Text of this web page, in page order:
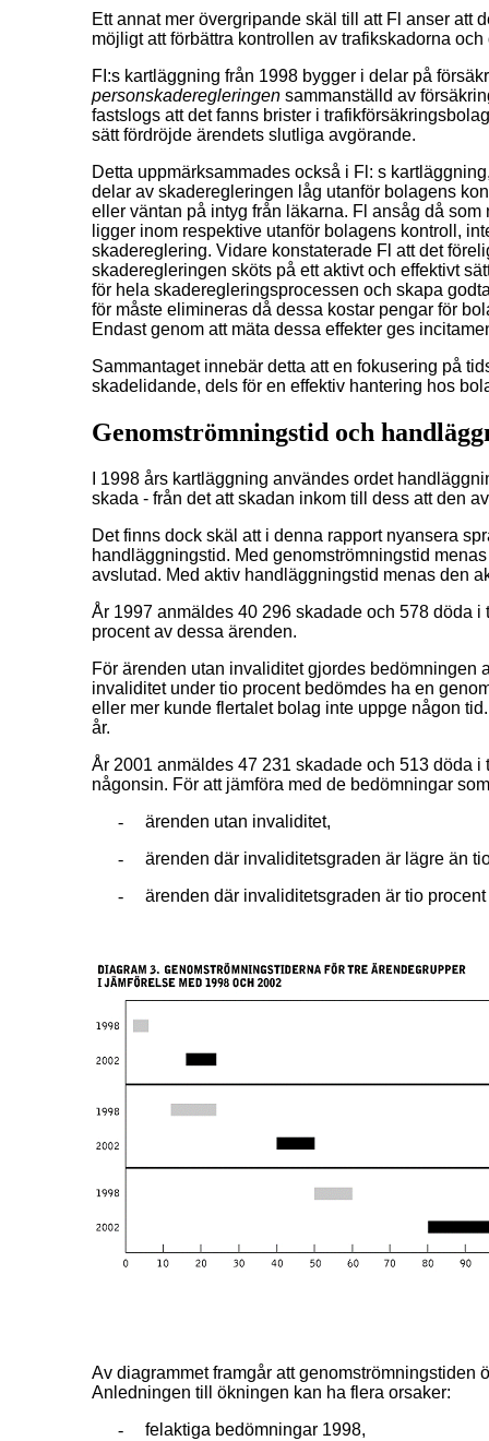
Ett annat mer övergripande skäl till att Fl anser att
möjligt att förbättra kontrollen av trafikskadorna
FI:s kartläggning från 1998 bygger i delar på
personskaderegleringen sammanställd av
fastslogs att det fanns brister i
sätt fördröjde ärendets slutliga avgörande.
Detta uppmärksammades också i Fl: s
delar av skaderegleringen låg utanför bolagens
eller väntan på intyg från läkarna. Fl ansåg då
ligger inom respektive utanför bolagens kontroll,
skadereglering. Vidare konstaterade Fl att det
skaderegleringen sköts på ett aktivt och effektivt
för hela skaderegleringsprocessen och skapa
för måste elimineras då dessa kostar pengar för
Endast genom att mäta dessa effekter ges
Sammantaget innebär detta att en fokusering på
skadelidande, dels för en effektiv hantering hos
Genomströmningstid och
I 1998 års kartläggning användes ordet
skada - från det att skadan inkom till dess att den
Det finns dock skäl att i denna rapport nyansera
handläggningstid. Med genomströmningstid
avslutad. Med aktiv handläggningstid menas den
År 1997 anmäldes 40 296 skadade och 578 döda
procent av dessa ärenden.
För ärenden utan invaliditet gjordes bedömningen
invaliditet under tio procent bedömdes ha en
eller mer kunde flertalet bolag inte uppge någon
år.
År 2001 anmäldes 47 231 skadade och 513 döda
någonsin. För att jämföra med de bedömningar
-
ärenden utan invaliditet,
-
ärenden där invaliditetsgraden är lägre än
-
ärenden där invaliditetsgraden är tio
Av diagrammet framgår att genomströmningstiden
Anledningen till ökningen kan ha flera orsaker:
-
felaktiga bedömningar 1998,